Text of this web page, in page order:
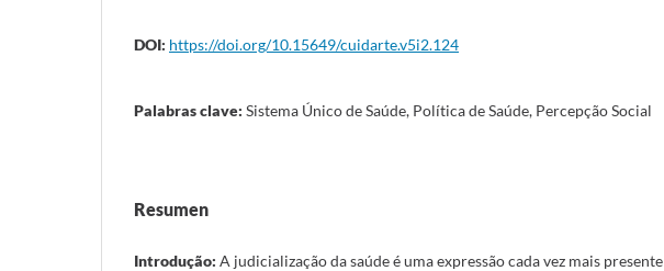
DOI: https://doi.org/10.15649/cuidarte.v5i2.124
Palabras clave: Sistema Único de Saúde, Política de Saúde, Percepção Social
Resumen
Introdução: A judicialização da saúde é uma expressão cada vez mais presente